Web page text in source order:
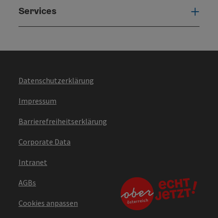
Services
Datenschutzerklärung
Impressum
Barrierefreiheitserklärung
Corporate Data
Intranet
AGBs
Cookies anpassen